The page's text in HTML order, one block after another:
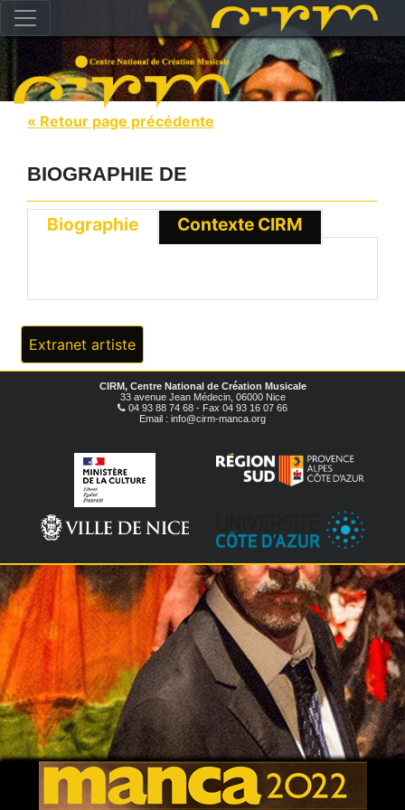
« Retour page précédente
BIOGRAPHIE DE
Biographie Contexte CIRM
Extranet artiste
CIRM, Centre National de Création Musicale
33 avenue Jean Médecin, 06000 Nice
04 93 88 74 68 - Fax 04 93 16 07 66
Email : info@cirm-manca.org